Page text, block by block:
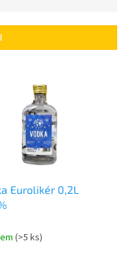
Eurolikér 0,2L
(>5 ks)